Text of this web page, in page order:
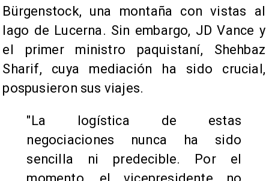
Bürgenstock, una montaña con vistas al
lago de Lucerna. Sin embargo, JD Vance y
el primer ministro paquistaní, Shehbaz
Sharif, cuya mediación ha sido crucial,
pospusieron sus viajes.
"La logística de estas
negociaciones nunca ha sido
sencilla ni predecible. Por el